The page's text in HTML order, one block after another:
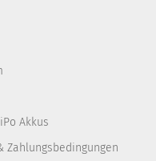
Akkus
Zahlungsbedingungen